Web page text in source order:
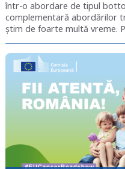
într-o abordare de tipul
complementară abordărilor
știm de foarte multă vreme.